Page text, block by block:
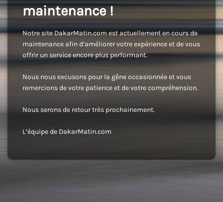
maintenance !
Notre site DakarMatin.com est actuellement en cours de
maintenance afin d’améliorer votre expérience et de vous
offrir un service encore plus performant.
Nous nous excusons pour la gêne occasionnée et vous
remercions de votre patience et de votre compréhension.
Nous serons de retour très prochainement.
L’équipe de DakarMatin.com